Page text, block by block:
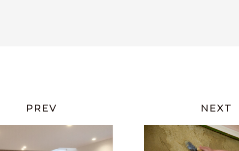
PREV NEXT